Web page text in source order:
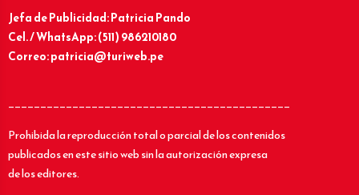
Jefa de Publicidad: Patricia Pando
Cel. / WhatsApp: (511) 986210180
Correo: patricia@turiweb.pe
____________________________________________
Prohibida la reproducción total o parcial de los contenidos
publicados en este sitio web sin la autorización expresa
de los editores.